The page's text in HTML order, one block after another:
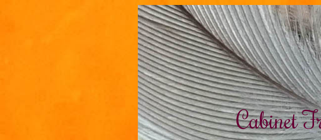
Cabinet